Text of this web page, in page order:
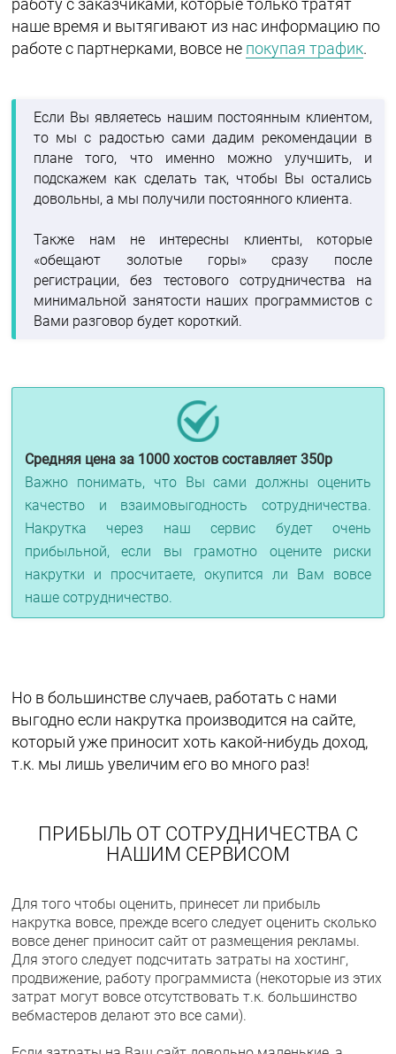
работу с заказчиками, которые только тратят
наше время и вытягивают из нас информацию по
работе с партнерками, вовсе не покупая трафик.
Если Вы являетесь нашим постоянным клиентом,
то мы с радостью сами дадим рекомендации в
плане того, что именно можно улучшить, и
подскажем как сделать так, чтобы Вы остались
довольны, а мы получили постоянного клиента.
Также нам не интересны клиенты, которые
«обещают золотые горы» сразу после
регистрации, без тестового сотрудничества на
минимальной занятости наших программистов с
Вами разговор будет короткий.
Средняя цена за 1000 хостов составляет 350р
Важно понимать, что Вы сами должны оценить
качество и взаимовыгодность сотрудничества.
Накрутка через наш сервис будет очень
прибыльной, если вы грамотно оцените риски
накрутки и просчитаете, окупится ли Вам вовсе
наше сотрудничество.
Но в большинстве случаев, работать с нами
выгодно если накрутка производится на сайте,
который уже приносит хоть какой-нибудь доход,
т.к. мы лишь увеличим его во много раз!
ПРИБЫЛЬ ОТ СОТРУДНИЧЕСТВА С
НАШИМ СЕРВИСОМ
Для того чтобы оценить, принесет ли прибыль
накрутка вовсе, прежде всего следует оценить сколько
вовсе денег приносит сайт от размещения рекламы.
Для этого следует подсчитать затраты на хостинг,
продвижение, работу программиста (некоторые из этих
затрат могут вовсе отсутствовать т.к. большинство
вебмастеров делают это все сами).